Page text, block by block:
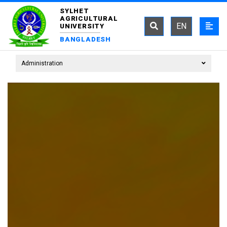
SYLHET
AGRICULTURAL
UNIVERSITY
BANGLADESH
EN
Administration